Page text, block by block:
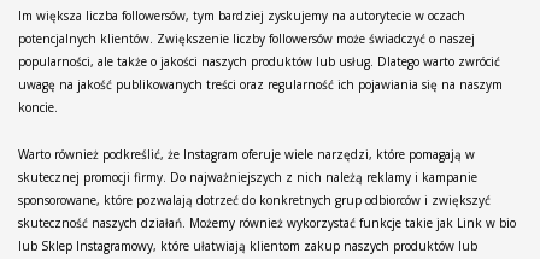
Im większa liczba followersów, tym bardziej zyskujemy na autorytecie w oczach
potencjalnych klientów. Zwiększenie liczby followersów może świadczyć o naszej
popularności, ale także o jakości naszych produktów lub usług. Dlatego warto zwrócić
uwagę na jakość publikowanych treści oraz regularność ich pojawiania się na naszym
koncie.
Warto również podkreślić, że Instagram oferuje wiele narzędzi, które pomagają w
skutecznej promocji firmy. Do najważniejszych z nich należą reklamy i kampanie
sponsorowane, które pozwalają dotrzeć do konkretnych grup odbiorców i zwiększyć
skuteczność naszych działań. Możemy również wykorzystać funkcje takie jak Link w bio
lub Sklep Instagramowy, które ułatwiają klientom zakup naszych produktów lub